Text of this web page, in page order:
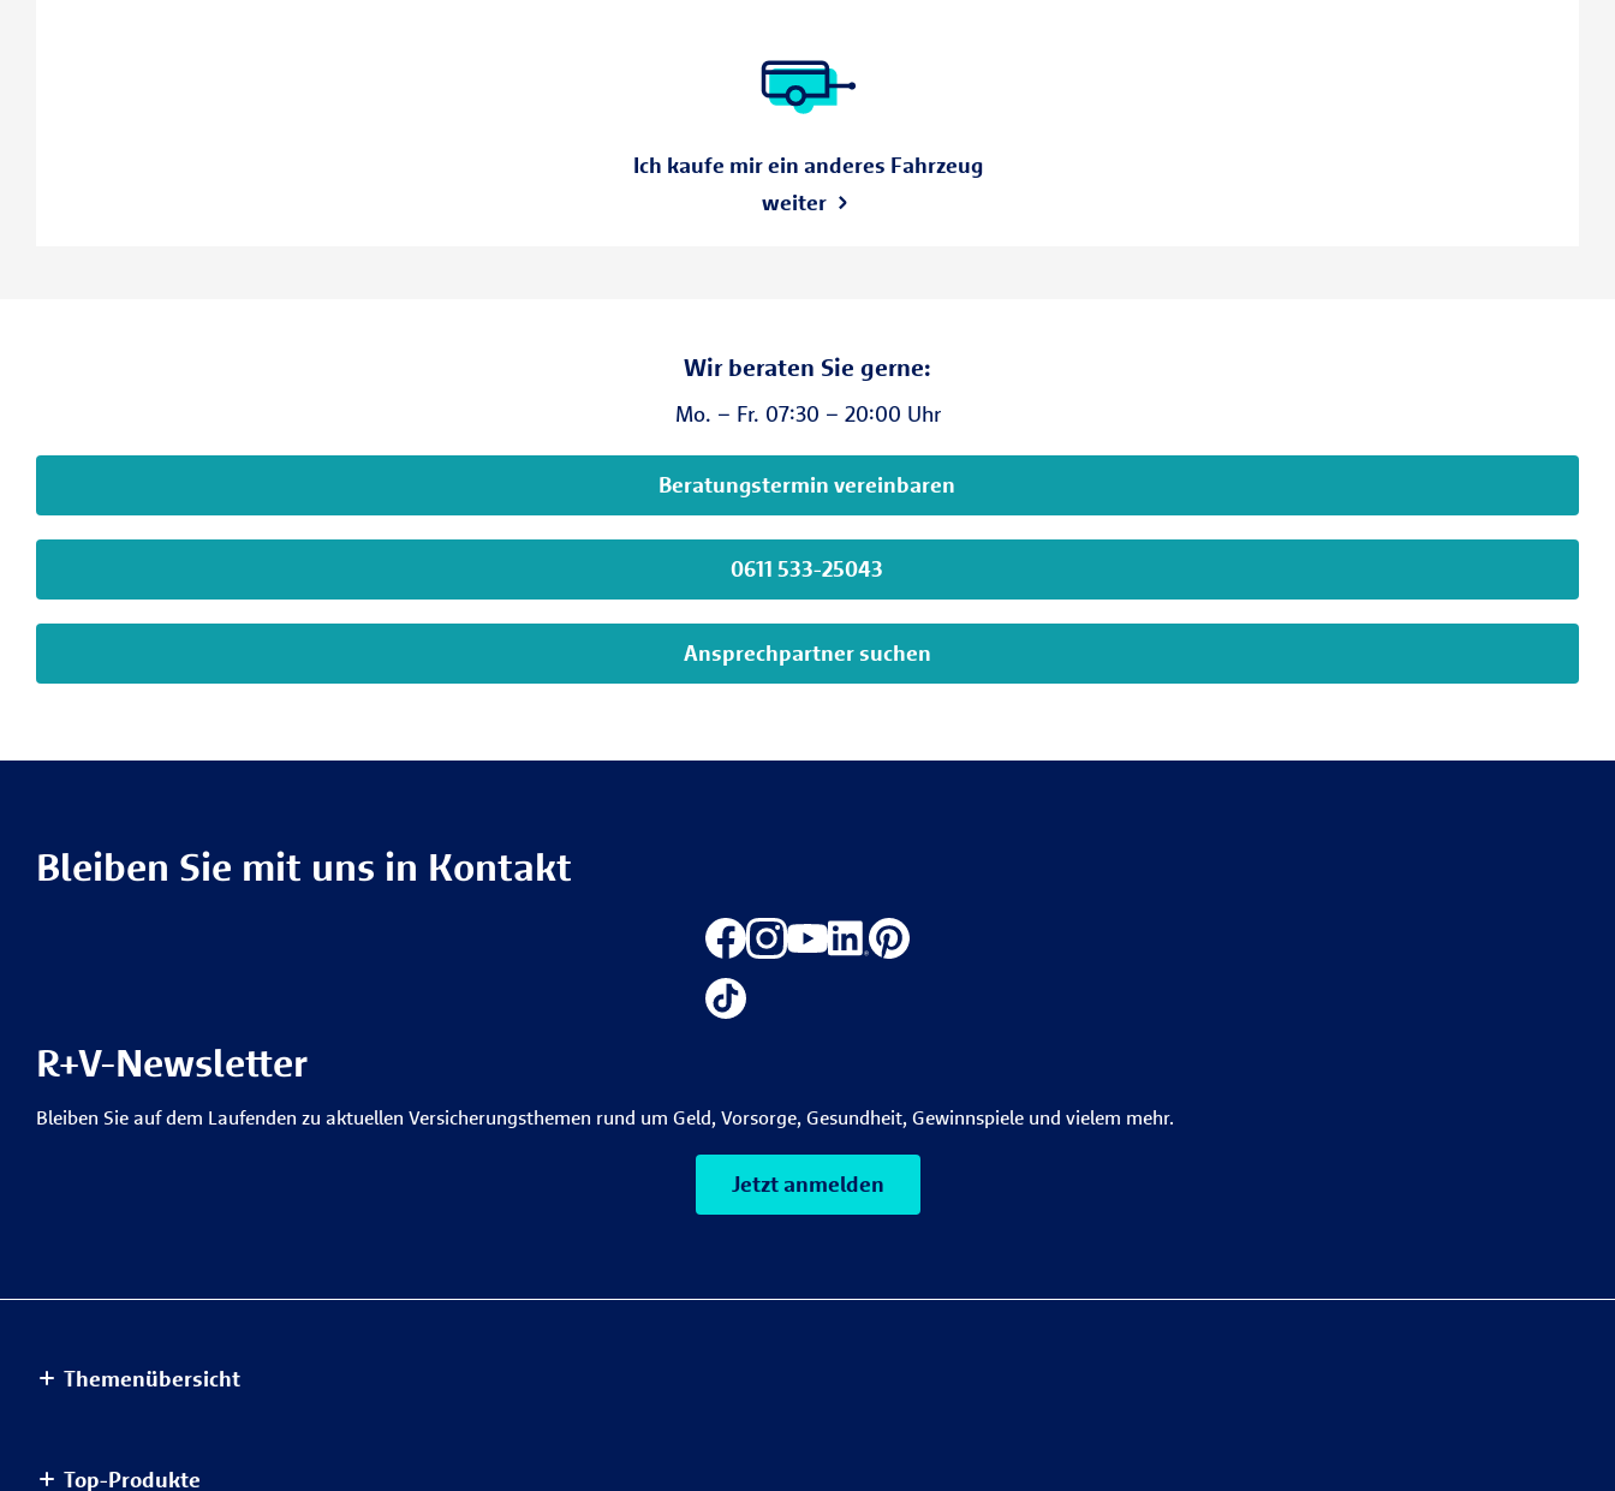
Ich kaufe mir ein anderes Fahrzeug
weiter
Wir beraten Sie gerne:
Mo. – Fr. 07:30 – 20:00 Uhr
Beratungstermin vereinbaren
0611 533-25043
Ansprechpartner suchen
Bleiben Sie mit uns in Kontakt
R+V-Newsletter
Bleiben Sie auf dem Laufenden zu aktuellen Versicherungsthemen rund um Geld, Vorsorge, Gesundheit, Gewinnspiele und vielem mehr.
Jetzt anmelden
Themenübersicht
Top-Produkte